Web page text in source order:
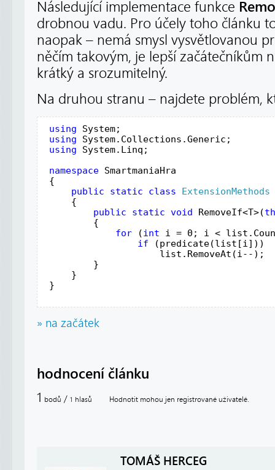
Následující implementace funkce
drobnou vadu. Pro účely toho článku
naopak – nemá smysl vysvětlovanou
něčím takovým, je lepší začátečníkům
krátký a srozumitelný.
Na druhou stranu – najdete problém,
using System;
using System.Collections.Generic;
using System.Linq;
namespace SmartmaniaHra
{
public
static class
ExtensionMethods
     {
public
static void RemoveIf<T>(
         {
for (int i = 0; i <
if (predicate(list[i]))
                     list.RemoveAt(i--);
         }
     }
}
» na začátek
hodnocení článku
1 bodů / 1 hlasů Hodnotit mohou jen registrované uživatelé.
TOMÁŠ HERCEG